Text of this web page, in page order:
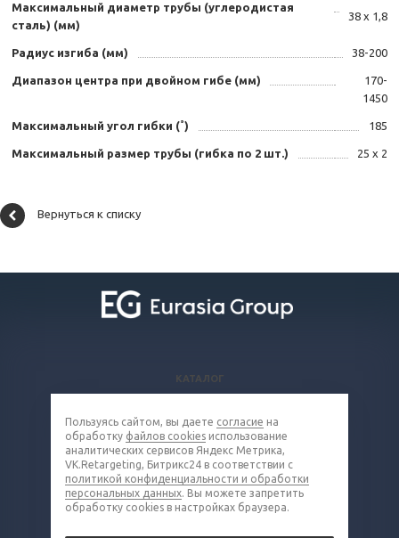
Максимальный диаметр трубы (углеродистая
сталь) (мм)
38 х 1,8
Радиус изгиба (мм) 38-200
Диапазон центра при двойном гибе (мм)
170-
1450
Максимальный угол гибки (˚) 185
Максимальный размер трубы (гибка по 2 шт.) 25 х 2
Вернуться к списку
КАТАЛОГ
КОМПАНИЯ
КОНТАКТЫ
8 (800) 302-16-85
metall@eq-mail.ru
Пользуясь сайтом, вы даете согласие на
обработку файлов cookies использование
аналитических сервисов Яндекс Метрика,
VK.Retargeting, Битрикс24 в соответствии с
политикой конфиденциальности и обработки
персональных данных. Вы можете запретить
обработку cookies в настройках браузера.